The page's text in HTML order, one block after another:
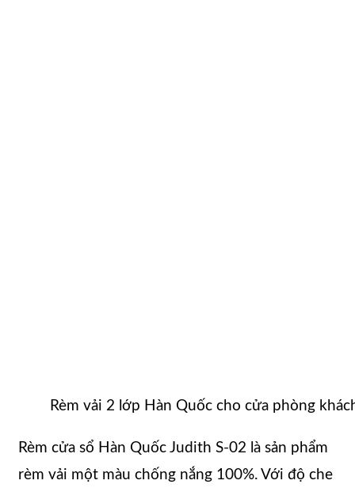
Rèm vải 2 lớp Hàn Quốc cho cửa phòng
Rèm cửa sổ Hàn Quốc Judith S-02 là sản phẩm
rèm vải một màu chống nắng 100%. Với độ che